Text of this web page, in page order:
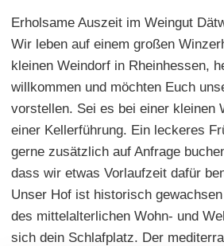
Erholsame Auszeit im Weingut
Wir leben auf einem großen
kleinen Weindorf in Rheinhessen,
willkommen und möchten Euch
vorstellen. Sei es bei einer kleinen
einer Kellerführung. Ein leckeres
gerne zusätzlich auf Anfrage
dass wir etwas Vorlaufzeit dafür
Unser Hof ist historisch
des mittelalterlichen Wohn- und
sich dein Schlafplatz. Der